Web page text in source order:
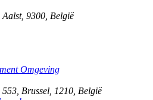
Aalst, 9300 België
Omgeving
553 Brussel 1210 België